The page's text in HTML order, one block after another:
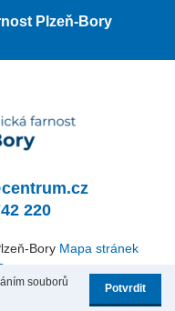
Plzeň-Bory
220
Bory Mapa stránek
souborů
Potvrdit